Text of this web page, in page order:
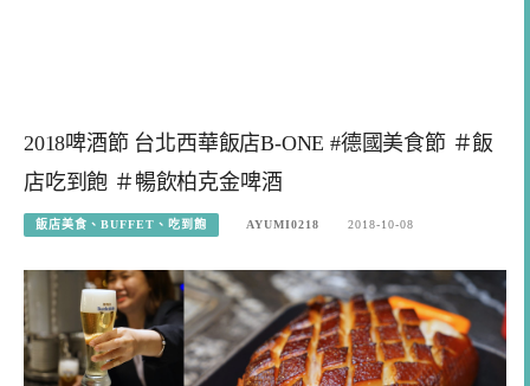
2018啤酒節 台北西華飯店B-ONE #德國美食節 ＃飯
店吃到飽 ＃暢飲柏克金啤酒
飯店美食、BUFFET、吃到飽 AYUMI0218 2018-10-08